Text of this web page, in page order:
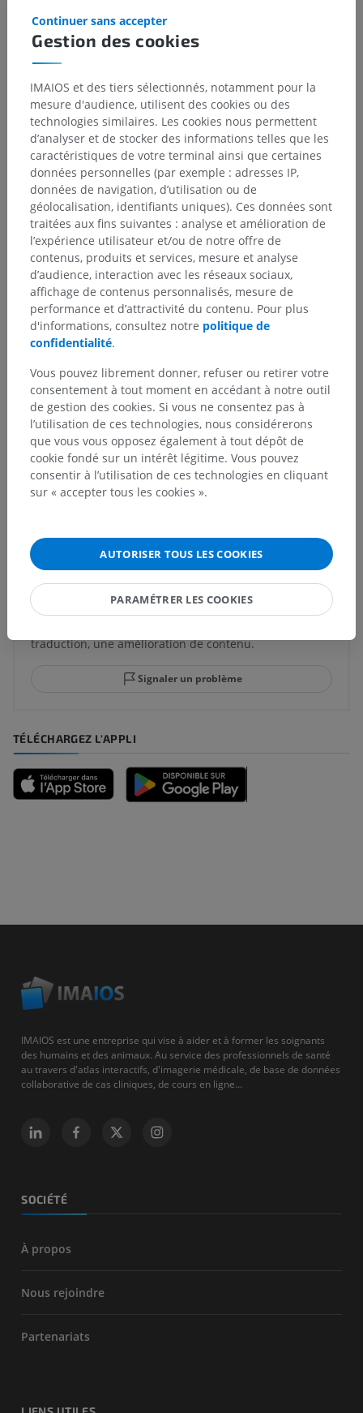
Hiérarchie anatomique
Anatomie humaine 2
Anatomie humaine 1
Anatomie systémique > Organes des sens>
Oreille externe> Muscles auriculaires>
Muscle du tragus
Structures sous-jacentes :
Muscle de l'incisure terminale
Neuroanatomie humaine
Anatomie comparée chez l’animal
Vous avez vu une erreur ?
traduction, une amélioration de contenu.
Signaler un problème
TÉLÉCHARGEZ L'APPLI
IMAIOS est une entreprise qui vise à aider et à former les soignants
des humains et des animaux. Au service des professionnels de santé
au travers d'atlas interactifs, d'imagerie médicale, de base de données
collaborative de cas cliniques, de cours en ligne...
SOCIÉTÉ
À propos
Nous rejoindre
Partenariats
Gestion des cookies
Continuer sans accepter
IMAIOS et des tiers sélectionnés, notamment pour la
mesure d'audience, utilisent des cookies ou des
technologies similaires. Les cookies nous permettent
d’analyser et de stocker des informations telles que les
caractéristiques de votre terminal ainsi que certaines
données personnelles (par exemple : adresses IP,
données de navigation, d’utilisation ou de
géolocalisation, identifiants uniques). Ces données sont
traitées aux fins suivantes : analyse et amélioration de
l’expérience utilisateur et/ou de notre offre de
contenus, produits et services, mesure et analyse
d’audience, interaction avec les réseaux sociaux,
affichage de contenus personnalisés, mesure de
performance et d’attractivité du contenu. Pour plus
d'informations, consultez notre politique de
confidentialité.
Vous pouvez librement donner, refuser ou retirer votre
consentement à tout moment en accédant à notre outil
de gestion des cookies. Si vous ne consentez pas à
l’utilisation de ces technologies, nous considérerons
que vous vous opposez également à tout dépôt de
cookie fondé sur un intérêt légitime. Vous pouvez
consentir à l’utilisation de ces technologies en cliquant
sur « accepter tous les cookies ».
AUTORISER TOUS LES COOKIES
PARAMÉTRER LES COOKIES